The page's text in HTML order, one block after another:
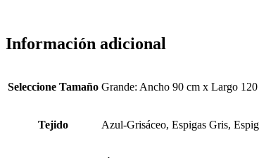
Información adicional
Seleccione Tamaño Grande: Ancho 90 cm x Largo
Tejido Azul-Grisáceo, Espigas Gris,